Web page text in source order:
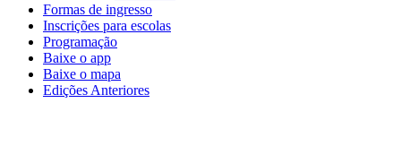
Formas de ingresso
Inscrições para escolas
Programação
Baixe o app
Baixe o mapa
Edições Anteriores